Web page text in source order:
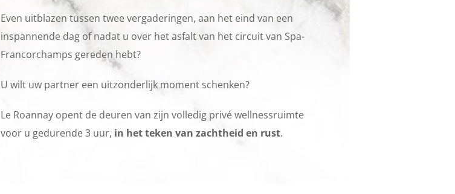
Even uitblazen tussen twee vergaderingen, aan het eind van een
inspannende dag of nadat u over het asfalt van het circuit van Spa-
Francorchamps gereden hebt?
U wilt uw partner een uitzonderlijk moment schenken?
Le Roannay opent de deuren van zijn volledig privé wellnessruimte
voor u gedurende 3 uur, in het teken van zachtheid en rust.